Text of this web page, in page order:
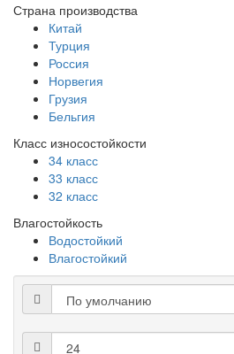
Страна производства
Китай
Турция
Россия
Норвегия
Грузия
Бельгия
Класс износостойкости
34 класс
33 класс
32 класс
Влагостойкость
Водостойкий
Влагостойкий